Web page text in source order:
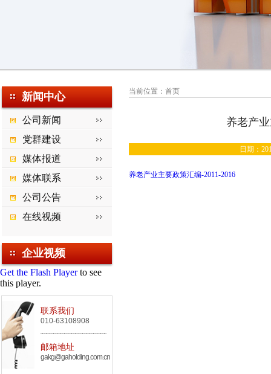
新闻中心
公司新闻
党群建设
媒体报道
媒体联系
公司公告
在线视频
企业视频
Get the Flash Playerto see
this player.
联系我们
010-63108908
邮箱地址
gakg@gaholding.com.cn
当前位置： 首页
养老产
日期：
养老产业主要政策汇编-2011-2016